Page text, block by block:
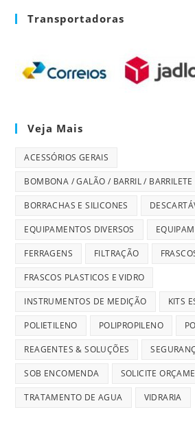
Transportadoras
Veja Mais
ACESSÓRIOS GERAIS
BOMBONA / GALÃO / BARRIL / BARRILETE
BORRACHAS E SILICONES
EQUIPAMENTOS DIVERSOS
FERRAGENS FILTRAÇÃO
FRASCOS PLASTICOS E VIDRO
INSTRUMENTOS DE MEDIÇÃO KITS
POLIETILENO POLIPROPILENO
REAGENTES & SOLUÇÕES
SOB ENCOMENDA SOLICITE
TRATAMENTO DE AGUA VIDRARIA